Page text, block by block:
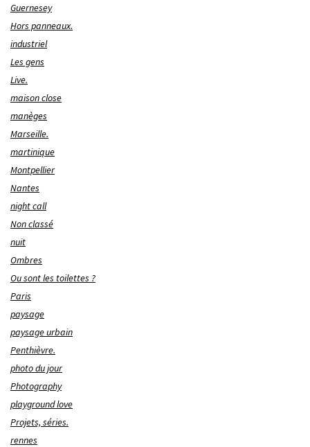
Guernesey
Hors panneaux.
industriel
Les gens
Live.
maison close
manèges
Marseille.
martinique
Montpellier
Nantes
night call
Non classé
nuit
Ombres
Ou sont les toilettes ?
Paris
paysage
paysage urbain
Penthièvre.
photo du jour
Photography
playground love
Projets, séries.
rennes